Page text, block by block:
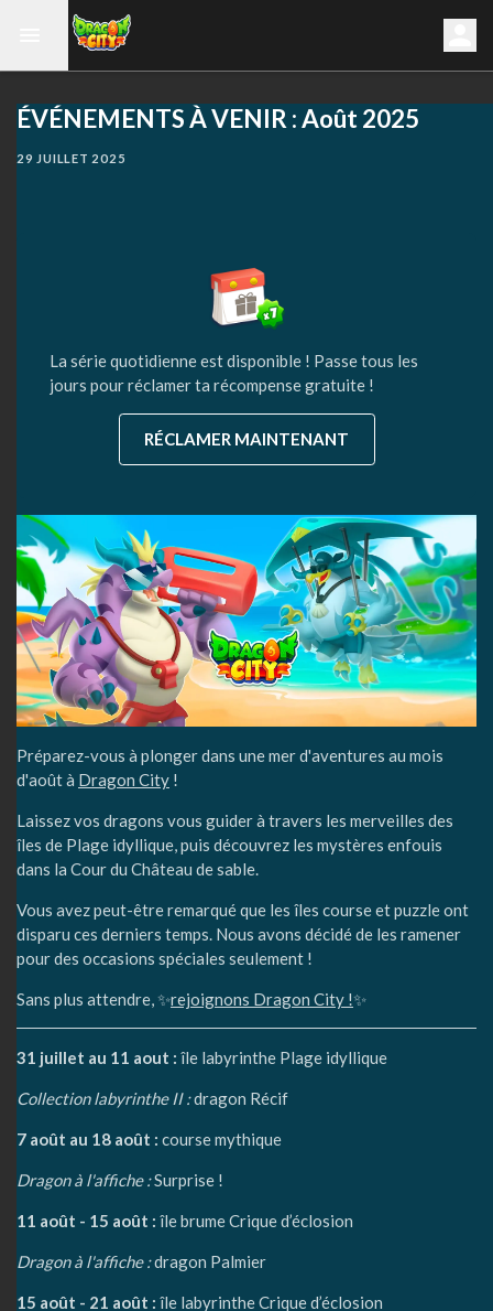
ÉVÉNEMENTS À VENIR : Août 2025
29 JUILLET 2025
La série quotidienne est disponible ! Passe tous les
jours pour réclamer ta récompense gratuite !
RÉCLAMER MAINTENANT
Préparez-vous à plonger dans une mer d'aventures au mois
d'août à Dragon City !
Laissez vos dragons vous guider à travers les merveilles des
îles de Plage idyllique, puis découvrez les mystères enfouis
dans la Cour du Château de sable.
Vous avez peut-être remarqué que les îles course et puzzle ont
disparu ces derniers temps. Nous avons décidé de les ramener
pour des occasions spéciales seulement !
Sans plus attendre, ✨rejoignons Dragon City !✨
31 juillet au 11 aout : île labyrinthe Plage idyllique
Collection labyrinthe II :dragon Récif
7 août au 18 août : course mythique
Dragon à l'affiche :Surprise !
11 août - 15 août : île brume Crique d’éclosion
Dragon à l'affiche :dragon Palmier
15 août - 21 août : île labyrinthe Crique d’éclosion